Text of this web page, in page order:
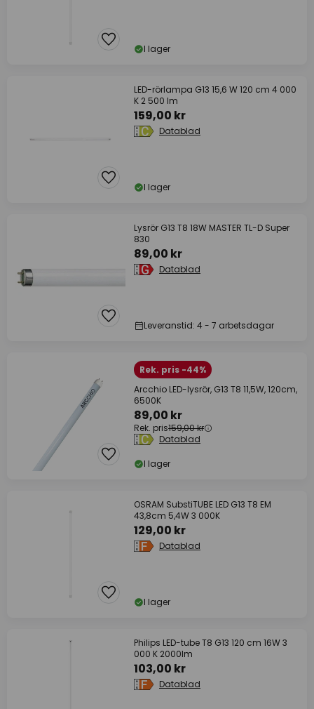
I lager
LED-rörlampa G13 15,6 W 120 cm 4 000
K 2 500 lm
159,00 kr
Datablad
I lager
Lysrör G13 T8 18W MASTER TL-D Super
830
89,00 kr
Datablad
Leveranstid: 4 - 7 arbetsdagar
Rek. pris -44%
Arcchio LED-lysrör, G13 T8 11,5W, 120cm,
6500K
89,00 kr
Rek. pris159,00 kr
Datablad
I lager
OSRAM SubstiTUBE LED G13 T8 EM
43,8cm 5,4W 3 000K
129,00 kr
Datablad
I lager
Philips LED-tube T8 G13 120 cm 16W 3
000 K 2000lm
103,00 kr
Datablad